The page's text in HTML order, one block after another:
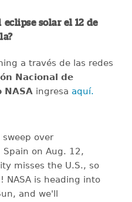
solar el 12 de
a través de las redes
Nacional de
NASAingresa aquí.
over
Spain on Aug. 12,
misses the U.S., so
NASA is heading into
and we'll